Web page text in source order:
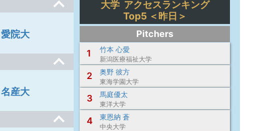
愛院大
名産大
大学 アクセスランキング
Top5 ＜昨日＞
Pitchers
1
竹本 心愛
新潟医療福祉大学
2 奥野 彼方
東海学園大学
3 馬庭優太
東洋大学
4 東恩納 蒼
中央大学